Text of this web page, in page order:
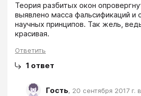
Теория разбитых окон
выявлено масса фальсификаций и
научных принципов. Так жель,
красивая.
Ответить
1 ответ
Гость, 20 сентября 2017 г.